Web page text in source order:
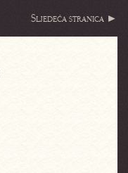
Sljedeća stranica ►